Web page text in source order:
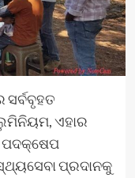
ଏହାର
ପ୍ରଦାନକୁ